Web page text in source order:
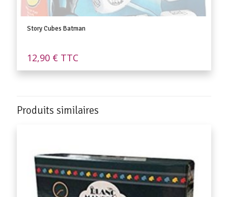
Story Cubes Batman
12,90 € TTC
Produits similaires